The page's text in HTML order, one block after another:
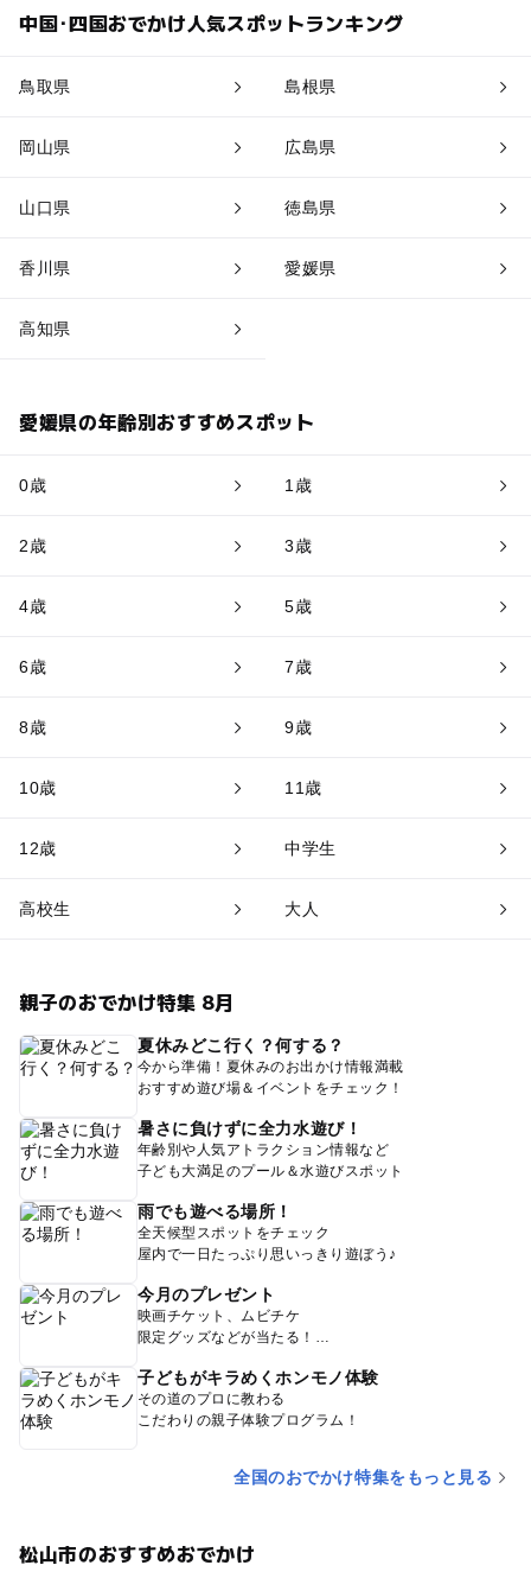
中国･四国おでかけ人気スポットランキング
鳥取県 島根県
岡山県 広島県
山口県 徳島県
香川県 愛媛県
高知県
愛媛県の年齢別おすすめスポット
0歳 1歳
2歳 3歳
4歳 5歳
6歳 7歳
8歳 9歳
10歳 11歳
12歳 中学生
高校生 大人
親子のおでかけ特集 8月
夏休みどこ行く？何する？
今から準備！夏休みのお出かけ情報満載
おすすめ遊び場＆イベントをチェック！
暑さに負けずに全力水遊び！
年齢別や人気アトラクション情報など
子ども大満足のプール＆水遊びスポット
雨でも遊べる場所！
全天候型スポットをチェック
屋内で一日たっぷり思いっきり遊ぼう♪
今月のプレゼント
映画チケット、ムビチケ
限定グッズなどが当たる！
子どもがキラめくホンモノ体験
その道のプロに教わる
こだわりの親子体験プログラム！
全国のおでかけ特集をもっと見る
松山市のおすすめおでかけ